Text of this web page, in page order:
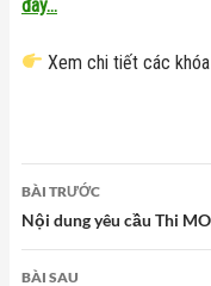
đây…
Xem chi tiết các khóa
hướng
bài
BÀI TRƯỚC
Nội dung yêu cầu Thi
BÀI SAU